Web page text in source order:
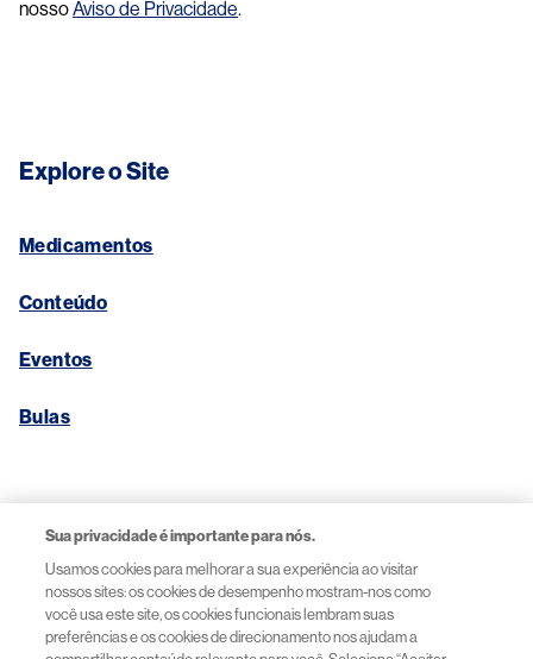
nossoAviso de Privacidade.
Explore o Site
Medicamentos
Conteúdo
Eventos
Bulas
Aviso de Privacidade
Termos de Uso
Sua privacidade é importante para nós.
Usamos cookies para melhorar a sua experiência ao visitar
nossos sites: os cookies de desempenho mostram-nos como
você usa este site, os cookies funcionais lembram suas
preferências e os cookies de direcionamento nos ajudam a